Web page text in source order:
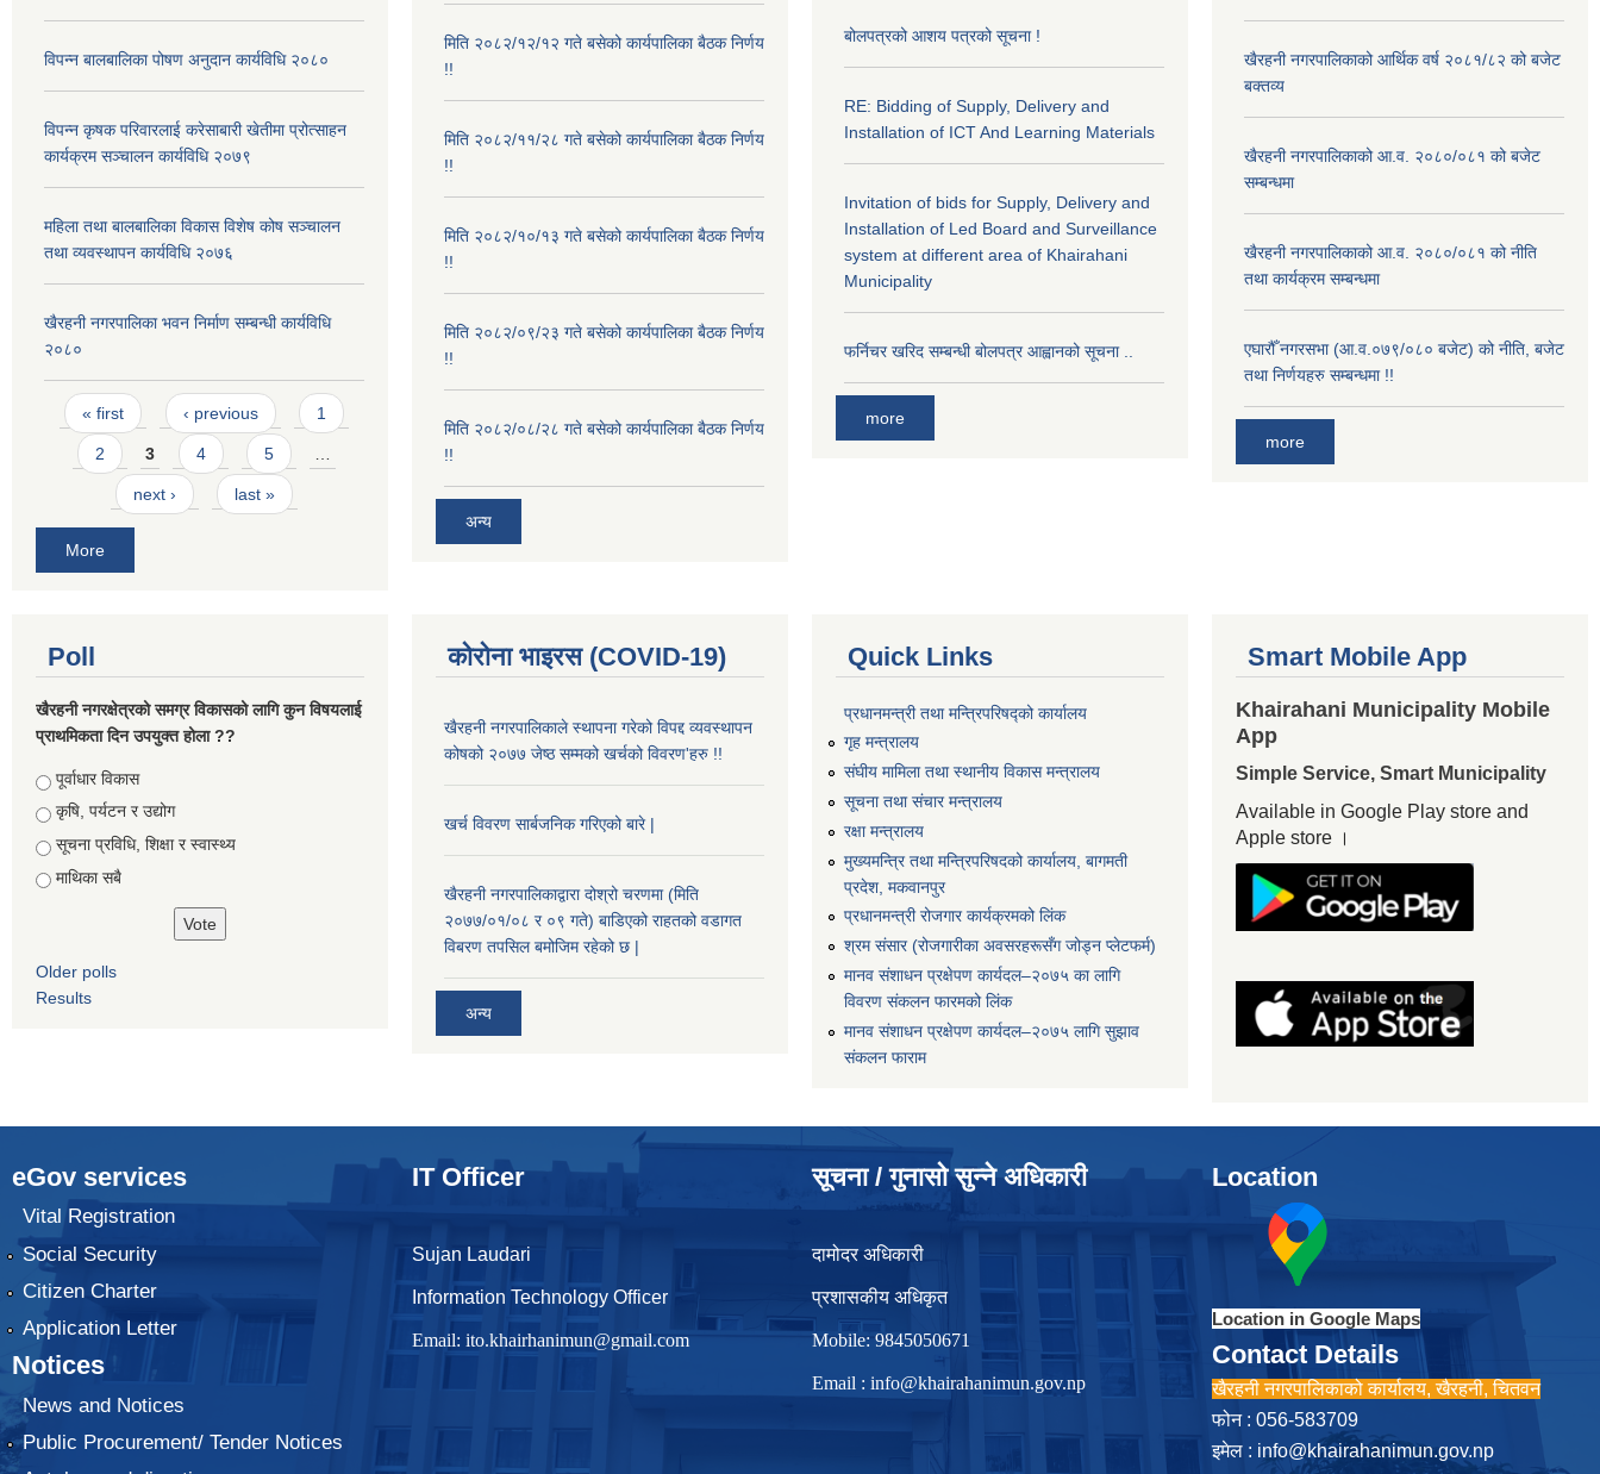
विपन्न बालबालिका पोषण अनुदान कार्यविधि २०८०
विपन्न कृषक परिवारलाई करेसाबारी खेतीमा प्रोत्साहन
कार्यक्रम सञ्चालन कार्यविधि २०७९
महिला तथा बालबालिका विकास विशेष कोष सञ्चालन
तथा व्यवस्थापन कार्यविधि २०७६
खैरहनी नगरपालिका भवन निर्माण सम्बन्धी कार्यविधि
२०८०
Pages
« first ‹ previous 1
2 3 4 5 …
next › last »
More
मिति २०८२/१२/१२ गते बसेको कार्यपालिका बैठक निर्णय
!!
मिति २०८२/११/२८ गते बसेको कार्यपालिका बैठक निर्णय
!!
मिति २०८२/१०/१३ गते बसेको कार्यपालिका बैठक निर्णय
!!
मिति २०८२/०९/२३ गते बसेको कार्यपालिका बैठक निर्णय
!!
मिति २०८२/०८/२८ गते बसेको कार्यपालिका बैठक निर्णय
!!
अन्य
बोलपत्रको आशय पत्रको सूचना !
RE: Bidding of Supply, Delivery and
Installation of ICT And Learning Materials
Invitation of bids for Supply, Delivery and
Installation of Led Board and Surveillance
system at different area of Khairahani
Municipality
फर्निचर खरिद सम्बन्धी बोलपत्र आह्वानको सूचना ..
more
खैरहनी नगरपालिकाको आर्थिक वर्ष २०८१/८२ को बजेट
बक्तव्य
खैरहनी नगरपालिकाको आ.व. २०८०/०८१ को बजेट
सम्बन्धमा
खैरहनी नगरपालिकाको आ.व. २०८०/०८१ को नीति
तथा कार्यक्रम सम्बन्धमा
एघारौँ नगरसभा (आ.व.०७९/०८० बजेट) को नीति, बजेट
तथा निर्णयहरु सम्बन्धमा !!
more
Poll
खैरहनी नगरक्षेत्रको समग्र विकासको लागि कुन विषयलाई
प्राथमिकता दिन उपयुक्त होला ??
Choices
पूर्वाधार विकास
कृषि, पर्यटन र उद्योग
सूचना प्रविधि, शिक्षा र स्वास्थ्य
माथिका सबै
Older polls
Results
कोरोना भाइरस (COVID-19)
खैरहनी नगरपालिकाले स्थापना गरेको विपद्द व्यवस्थापन
कोषको २०७७ जेष्ठ सम्मको खर्चको विवरण'हरु !!
खर्च विवरण सार्बजनिक गरिएको बारे |
खैरहनी नगरपालिकाद्वारा दोश्रो चरणमा (मिति
२०७७/०१/०८ र ०९ गते) बाडिएको राहतको वडागत
विबरण तपसिल बमोजिम रहेको छ |
अन्य
Quick Links
प्रधानमन्त्री तथा मन्त्रिपरिषद्को कार्यालय
गृह मन्त्रालय
संघीय मामिला तथा स्थानीय विकास मन्त्रालय
सूचना तथा संचार मन्त्रालय
रक्षा मन्त्रालय
मुख्यमन्त्रि तथा मन्त्रिपरिषदको कार्यालय, बागमती
प्रदेश, मकवानपुर
प्रधानमन्त्री रोजगार कार्यक्रमको लिंक
श्रम संसार (रोजगारीका अवसरहरूसँग जोड्न प्लेटफर्म)
मानव संशाधन प्रक्षेपण कार्यदल–२०७५ का लागि
विवरण संकलन फारमको लिंक
मानव संशाधन प्रक्षेपण कार्यदल–२०७५ लागि सुझाव
संकलन फाराम
Smart Mobile App
Khairahani Municipality Mobile
App
Simple Service, Smart Municipality
Available in Google Play store and
Apple store ।
eGov services
Vital Registration
Social Security
Citizen Charter
Application Letter
Notices
News and Notices
Public Procurement/ Tender Notices
IT Officer
Sujan Laudari
Information Technology Officer
Email: ito.khairhanimun@gmail.com
सूचना / गुनासो सुन्ने अधिकारी
दामोदर अधिकारी
प्रशासकीय अधिकृत
Mobile: 9845050671
Email : info@khairahanimun.gov.np
Location
Location in Google Maps
Contact Details
खैरहनी नगरपालिकाको कार्यालय, खैरहनी, चितवन
फोन : 056-583709
इमेल : info@khairahanimun.gov.np